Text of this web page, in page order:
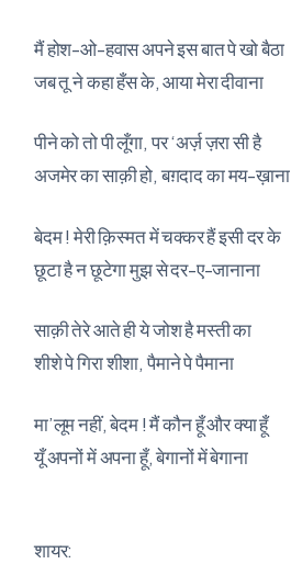
मैं होश-ओ-हवास अपने इस बात पे खो बैठा
जब तू ने कहा हँस के, आया मेरा दीवाना
पीने को तो पी लूँगा, पर ‘अर्ज़ ज़रा सी है
अजमेर का साक़ी हो, बग़दाद का मय-ख़ाना
बेदम ! मेरी क़िस्मत में चक्कर हैं इसी दर के
छूटा है न छूटेगा मुझ से दर-ए-जानाना
साक़ी तेरे आते ही ये जोश है मस्ती का
शीशे पे गिरा शीशा, पैमाने पे पैमाना
मा’लूम नहीं, बेदम ! मैं कौन हूँ और क्या हूँ
यूँ अपनों में अपना हूँ, बेगानों में बेगाना
शायर: